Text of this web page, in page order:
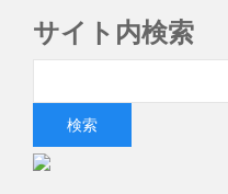
サイト内検索